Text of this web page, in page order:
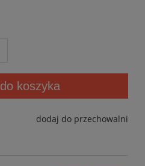
do koszyka
dodaj do przechowalni